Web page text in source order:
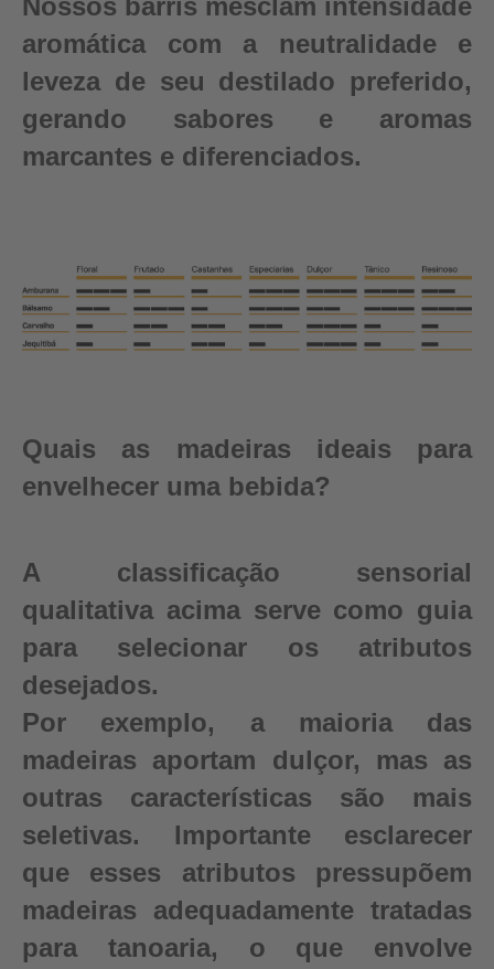
Nossos barris mesclam intensidade
aromática com a neutralidade e
leveza de seu destilado preferido,
gerando sabores e aromas
marcantes e diferenciados.
Quais as madeiras ideais para
envelhecer uma bebida?
A classificação sensorial
qualitativa acima serve como guia
para selecionar os atributos
desejados.
Por exemplo, a maioria das
madeiras aportam dulçor, mas as
outras características são mais
seletivas. Importante esclarecer
que esses atributos pressupõem
madeiras adequadamente tratadas
para tanoaria, o que envolve